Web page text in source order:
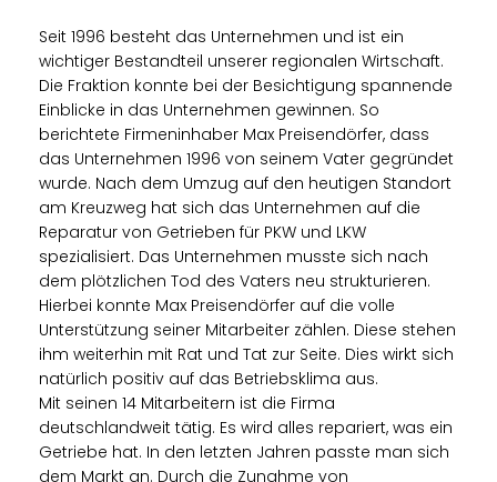
Seit 1996 besteht das Unternehmen und ist ein
wichtiger Bestandteil unserer regionalen Wirtschaft.
Die Fraktion konnte bei der Besichtigung spannende
Einblicke in das Unternehmen gewinnen. So
berichtete Firmeninhaber Max Preisendörfer, dass
das Unternehmen 1996 von seinem Vater gegründet
wurde. Nach dem Umzug auf den heutigen Standort
am Kreuzweg hat sich das Unternehmen auf die
Reparatur von Getrieben für PKW und LKW
spezialisiert. Das Unternehmen musste sich nach
dem plötzlichen Tod des Vaters neu strukturieren.
Hierbei konnte Max Preisendörfer auf die volle
Unterstützung seiner Mitarbeiter zählen. Diese stehen
ihm weiterhin mit Rat und Tat zur Seite. Dies wirkt sich
natürlich positiv auf das Betriebsklima aus.
Mit seinen 14 Mitarbeitern ist die Firma
deutschlandweit tätig. Es wird alles repariert, was ein
Getriebe hat. In den letzten Jahren passte man sich
dem Markt an. Durch die Zunahme von